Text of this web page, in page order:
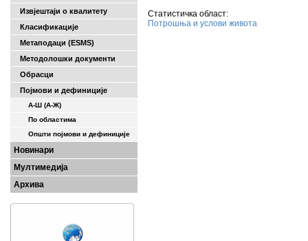
Извјештаји о квалитету
Класификације
Метаподаци (ESMS)
Методолошки документи
Обрасци
Појмови и дефиниције
А-Ш (A-Ж)
По областима
Општи појмови и дефиниције
Новинари
Мултимедија
Архива
Статистичка област:
Потрошња и услови живота